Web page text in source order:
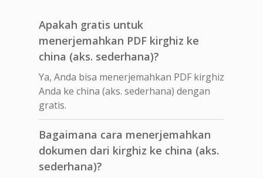
Apakah gratis untuk
menerjemahkan PDF kirghiz ke
china (aks. sederhana)?
Ya, Anda bisa menerjemahkan PDF kirghiz
Anda ke china (aks. sederhana) dengan
gratis.
Bagaimana cara menerjemahkan
dokumen dari kirghiz ke china (aks.
sederhana)?